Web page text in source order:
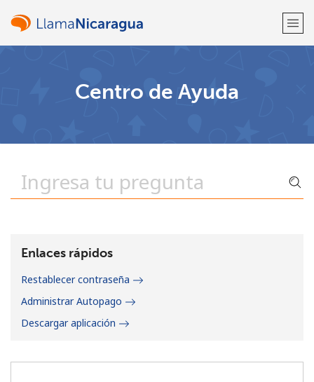
Centro de Ayuda
Enlaces rápidos
Restablecer contraseña
Administrar Autopago
Descargar aplicación